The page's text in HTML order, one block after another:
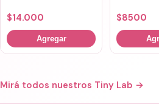
$14.000
Agregar
$8500
Mirá todos nuestros Tiny Lab →